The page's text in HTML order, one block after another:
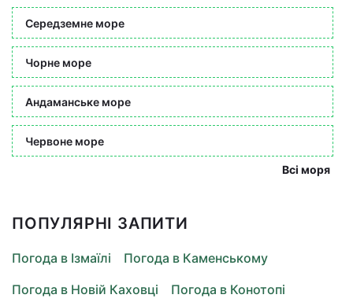
Середземне море
Чорне море
Андаманське море
Червоне море
Всі моря
ПОПУЛЯРНІ ЗАПИТИ
Погода в Ізмаїлі
Погода в Каменському
Погода в Новій Каховці
Погода в Конотопі